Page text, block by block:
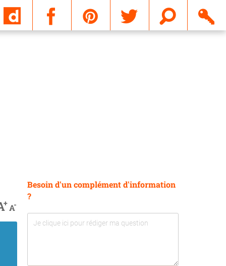
+A-
Besoin d'un complément d'information
?